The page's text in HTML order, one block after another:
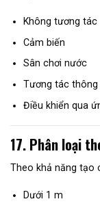
Không tương tác
Cảm biến
Sân chơi nước
Tương tác thông
Điều khiển qua
17. Phân loại
Theo khả năng tạo
Dưới 1 m